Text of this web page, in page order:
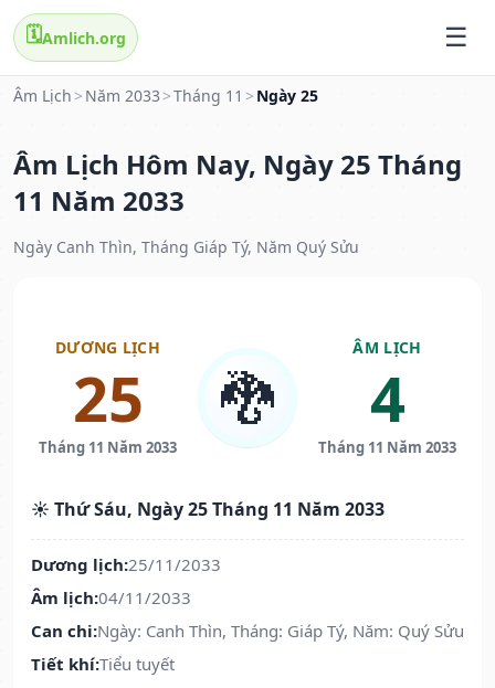
🗓️Amlich.org
Âm Lịch > Năm 2033 >Tháng 11 > Ngày 25
Âm Lịch Hôm Nay, Ngày 25 Tháng
11 Năm 2033
Ngày Canh Thìn, Tháng Giáp Tý, Năm Quý Sửu
DƯƠNG LỊCH
25
Tháng 11 Năm 2033
🐉
ÂM LỊCH
4
Tháng 11 Năm 2033
☀️ Thứ Sáu, Ngày 25 Tháng 11 Năm 2033
Dương lịch:25/11/2033
Âm lịch:04/11/2033
Can chi:Ngày: Canh Thìn, Tháng: Giáp Tý, Năm: Quý Sửu
Tiết khí:Tiểu tuyết